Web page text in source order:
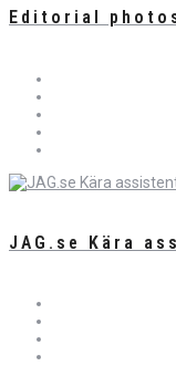
Editorial
JAG.se Kära